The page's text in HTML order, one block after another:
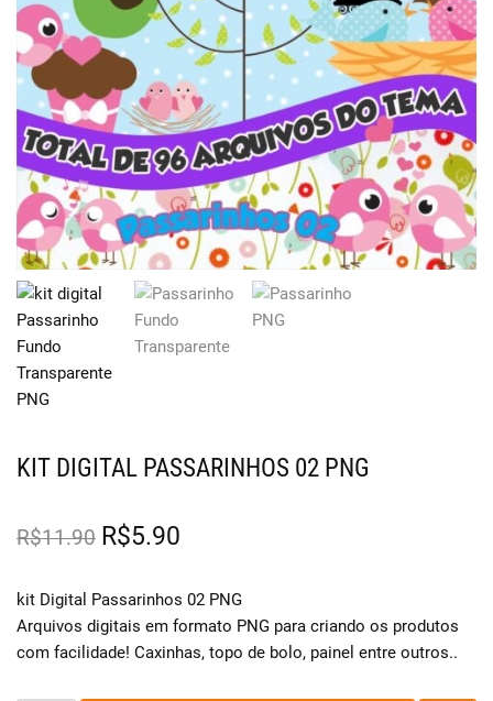
KIT DIGITAL PASSARINHOS 02 PNG
R$11.90 R$5.90
kit Digital Passarinhos 02 PNG
Arquivos digitais em formato PNG para criando os produtos
com facilidade! Caxinhas, topo de bolo, painel entre outros..